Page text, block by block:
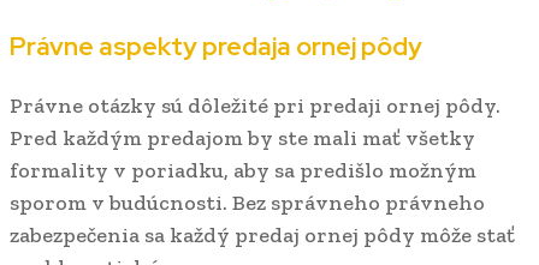
Právne aspekty predaja ornej pôdy
Právne otázky sú dôležité pri predaji ornej pôdy.
Pred každým predajom by ste mali mať všetky
formality v poriadku, aby sa predišlo možným
sporom v budúcnosti. Bez správneho právneho
zabezpečenia sa každý predaj ornej pôdy môže stať